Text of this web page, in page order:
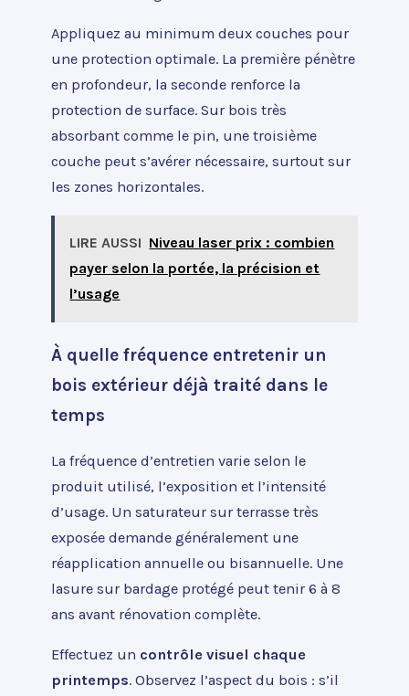
Appliquez au minimum deux couches pour
une protection optimale. La première pénètre
en profondeur, la seconde renforce la
protection de surface. Sur bois très
absorbant comme le pin, une troisième
couche peut s’avérer nécessaire, surtout sur
les zones horizontales.
LIRE AUSSI Niveau laser prix : combien
payer selon la portée, la précision et
l’usage
À quelle fréquence entretenir un
bois extérieur déjà traité dans le
temps
La fréquence d’entretien varie selon le
produit utilisé, l’exposition et l’intensité
d’usage. Un saturateur sur terrasse très
exposée demande généralement une
réapplication annuelle ou bisannuelle. Une
lasure sur bardage protégé peut tenir 6 à 8
ans avant rénovation complète.
Effectuez un contrôle visuel chaque
printemps. Observez l’aspect du bois : s’il